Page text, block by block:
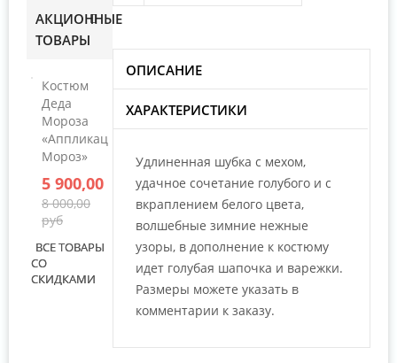
АКЦИОННЫЕ
ТОВАРЫ
Костюм
Деда
Мороза
«Аппликация
Мороз»
5 900,00 руб
8 000,00
руб
ВСЕ ТОВАРЫ
СО
СКИДКАМИ
ОПИСАНИЕ
ХАРАКТЕРИСТИКИ
Удлиненная шубка с мехом,
удачное сочетание голубого и с
вкраплением белого цвета,
волшебные зимние нежные
узоры, в дополнение к костюму
идет голубая шапочка и варежки.
Размеры можете указать в
комментарии к заказу.